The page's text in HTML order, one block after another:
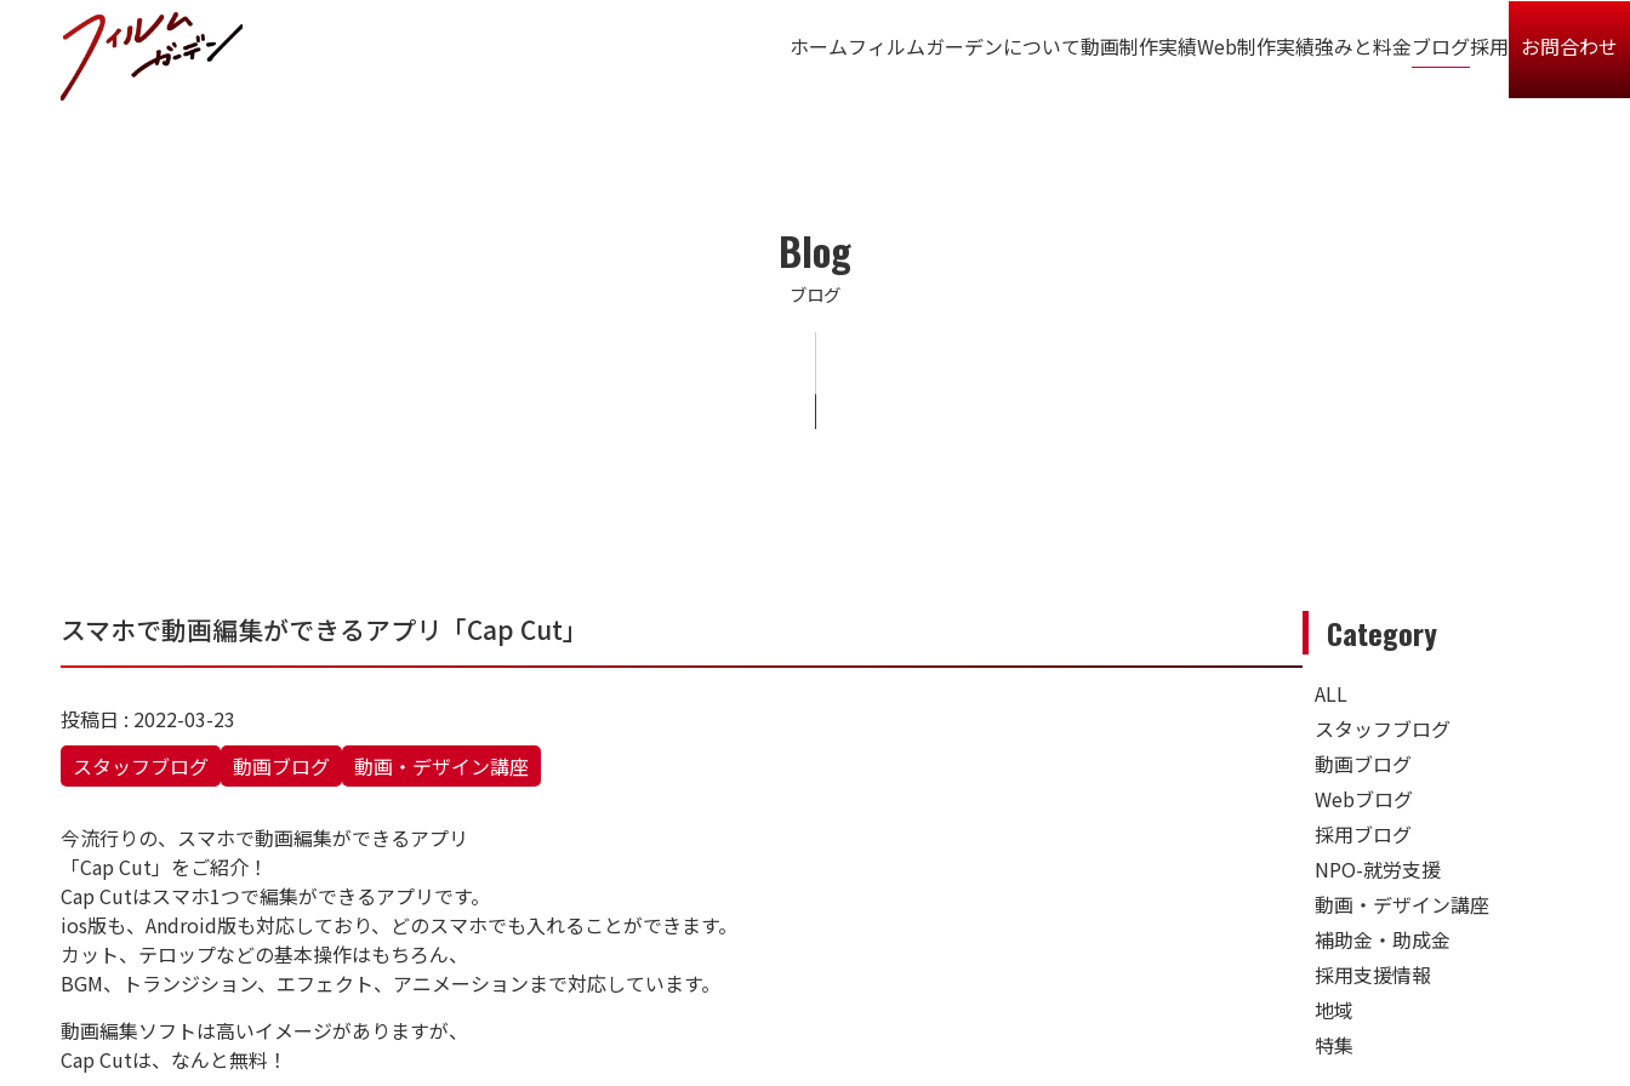
ホームフィルムガーデンについて動画制作実績Web制作実績強みと料金ブログ採用 お問合わせ
Blog
ブログ
Category
ALL
スタッフブログ
動画ブログ
Webブログ
採用ブログ
NPO-就労支援
動画・デザイン講座
補助金・助成金
採用支援情報
地域
特集
スマホで動画編集ができるアプリ「Cap Cut」
投稿日 : 2022-03-23
スタッフブログ
動画ブログ 動画・デザイン講座
今流行りの、スマホで動画編集ができるアプリ
「Cap Cut」をご紹介！
Cap Cutはスマホ1つで編集ができるアプリです。
ios版も、Android版も対応しており、どのスマホでも入れることができます。
カット、テロップなどの基本操作はもちろん、
BGM、トランジション、エフェクト、アニメーションまで対応しています。
動画編集ソフトは高いイメージがありますが、
Cap Cutは、なんと無料！